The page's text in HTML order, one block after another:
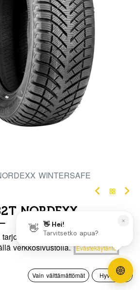
Lisää ostoskoriin
0
Toivelista Tili
WINTERSAFE
NORDEXX
Tuotekoodi:329853
sinulle paremman
verkkosivustolla.
Evästekäytäntö
Vain välttämättömät Hyväksyn